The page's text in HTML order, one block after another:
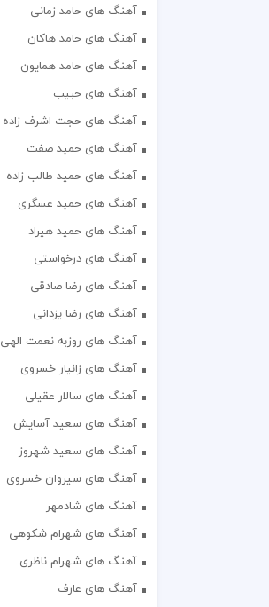
آهنگ های حامد زمانی
آهنگ های حامد هاکان
آهنگ های حامد همایون
آهنگ های حبیب
آهنگ های حجت اشرف زاده
آهنگ های حمید صفت
آهنگ های حمید طالب زاده
آهنگ های حمید عسگری
آهنگ های حمید هیراد
آهنگ های درخواستی
آهنگ های رضا صادقی
آهنگ های رضا یزدانی
آهنگ های روزبه نعمت الهی
آهنگ های زانیار خسروی
آهنگ های سالار عقیلی
آهنگ های سعید آسایش
آهنگ های سعید شهروز
آهنگ های سیروان خسروی
آهنگ های شادمهر
آهنگ های شهرام شکوهی
آهنگ های شهرام ناظری
آهنگ های عارف